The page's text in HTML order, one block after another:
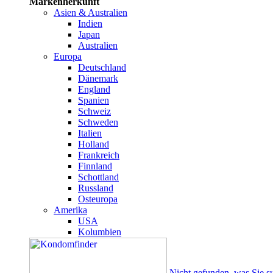
Asien & Australien
Indien
Japan
Australien
Europa
Deutschland
Dänemark
England
Spanien
Schweiz
Schweden
Italien
Holland
Frankreich
Finnland
Schottland
Russland
Osteuropa
Amerika
USA
Kolumbien